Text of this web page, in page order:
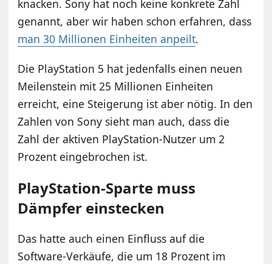
knacken. Sony hat noch keine konkrete Zahl
genannt, aber wir haben schon erfahren, dass
man 30 Millionen Einheiten anpeilt.
Die PlayStation 5 hat jedenfalls einen neuen
Meilenstein mit 25 Millionen Einheiten
erreicht, eine Steigerung ist aber nötig. In den
Zahlen von Sony sieht man auch, dass die
Zahl der aktiven PlayStation-Nutzer um 2
Prozent eingebrochen ist.
PlayStation-Sparte muss
Dämpfer einstecken
Das hatte auch einen Einfluss auf die
Software-Verkäufe, die um 18 Prozent im